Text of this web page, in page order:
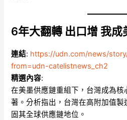
6年大翻轉 出口增 我成
連結: https://udn.com/news/
from=udn-catelistnews_ch2
精選內容:
在美墨供應鏈重組下，台灣成為核
著。分析指出，台灣在高附加值
固其全球供應鏈地位。